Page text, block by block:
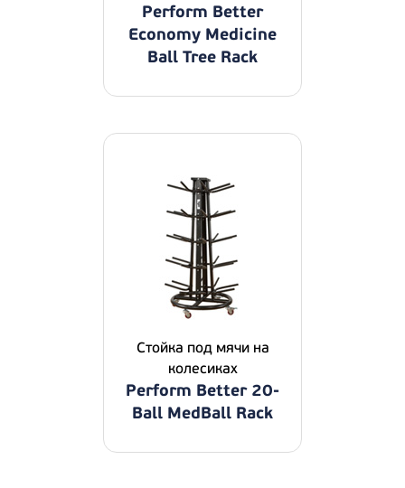
Perform Better
Economy Medicine
Ball Tree Rack
Стойка под мячи на
колесиках
Perform Better 20-
Ball MedBall Rack